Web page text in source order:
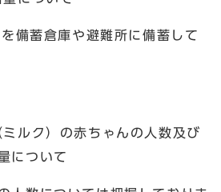
蓄倉庫や避難所に備蓄して
ルク）の赤ちゃんの人数及び
について